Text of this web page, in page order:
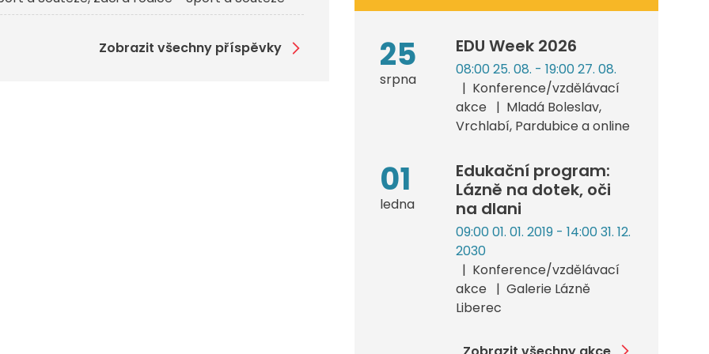
Zobrazit všechny příspěvky 25
srpna
EDU Week 2026
08:00 25. 08. - 19:00 27. 08.
Konference/vzdělávací
akce
Mladá Boleslav,
Vrchlabí, Pardubice a online
01
ledna
Edukační program:
Lázně na dotek, oči
na dlani
09:00 01. 01. 2019 - 14:00 31. 12.
2030
Konference/vzdělávací
akce
Galerie Lázně
Liberec